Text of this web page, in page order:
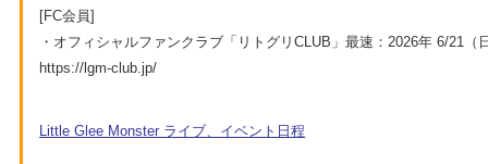
[FC会員]
・オフィシャルファンクラブ「リトグリCLUB」最速：2026年 6/21（
https://lgm-club.jp/
Little Glee Monster ライブ、イベント日程